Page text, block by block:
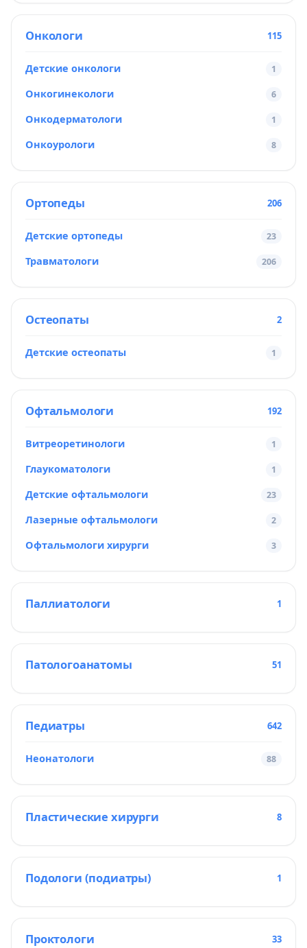
Онкологи 115
Детские онкологи 1
Онкогинекологи 6
Онкодерматологи 1
Онкоурологи 8
Ортопеды 206
Детские ортопеды 23
Травматологи 206
Остеопаты 2
Детские остеопаты 1
Офтальмологи 192
Витреоретинологи 1
Глаукоматологи 1
Детские офтальмологи 23
Лазерные офтальмологи 2
Офтальмологи хирурги 3
Паллиатологи 1
Патологоанатомы 51
Педиатры 642
Неонатологи 88
Пластические хирурги 8
Подологи (подиатры) 1
Проктологи 33